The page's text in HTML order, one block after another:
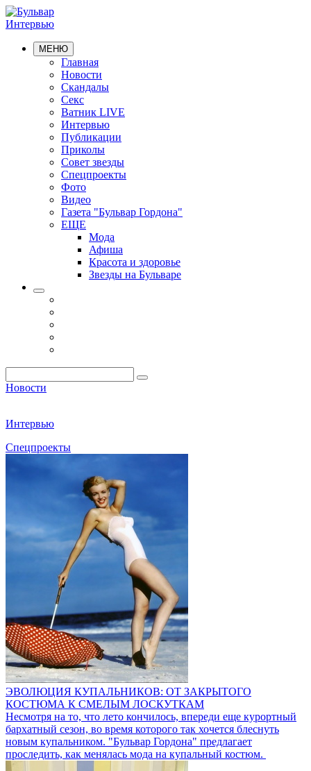
Интервью
МЕНЮ
Главная
Новости
Скандалы
Секс
Ватник LIVE
Интервью
Публикации
Приколы
Совет звезды
Спецпроекты
Фото
Видео
Газета "Бульвар Гордона"
ЕЩЕ
Мода
Афиша
Красота и здоровье
Звезды на Бульваре
Новости
Интервью
Спецпроекты
ЭВОЛЮЦИЯ КУПАЛЬНИКОВ: ОТ ЗАКРЫТОГО
КОСТЮМА К СМЕЛЫМ ЛОСКУТКАМ
Несмотря на то, что лето кончилось, впереди еще курортный
бархатный сезон, во время которого так хочется блеснуть
новым купальником. "Бульвар Гордона" предлагает
проследить, как менялась мода на купальный костюм.